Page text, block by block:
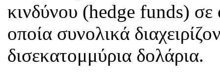
κινδύνου (hedge funds)
οποία συνολικά
δισεκατομμύρια δολάρια.